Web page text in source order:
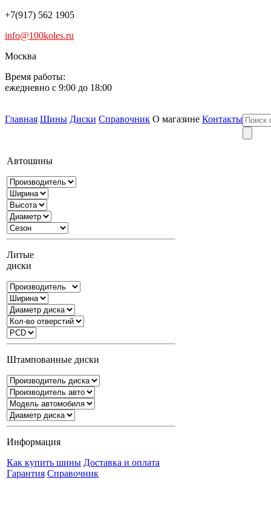
+7(917) 562 1905
info@100koles.ru
Москва
Время работы:
ежедневно с 9:00 до 18:00
Главная Шины Диски Справочник О магазине Контакты
Автошины
Литые
диски
Штампованные диски
Информация
Как купить шины Доставка и оплата
Гарантия Справочник